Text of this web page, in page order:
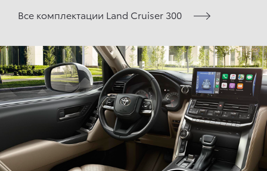
Все комплектации Land Cruiser 300